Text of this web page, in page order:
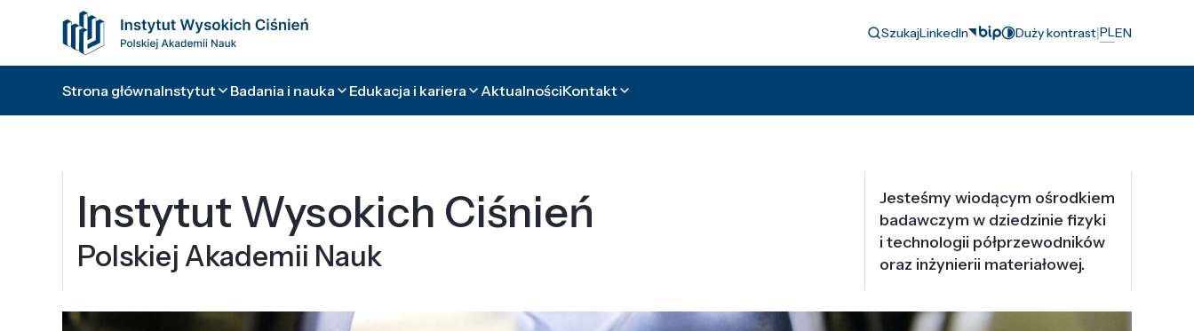
SzukajLinkedIn Duży kontrast|PLEN
Strona głównaInstytut Badania i nauka Edukacja i kariera AktualnościKontakt
Instytut Wysokich Ciśnień
Polskiej Akademii Nauk
Jesteśmy wiodącym ośrodkiem
badawczym w dziedzinie fizyki
i technologii półprzewodników
oraz inżynierii materiałowej.